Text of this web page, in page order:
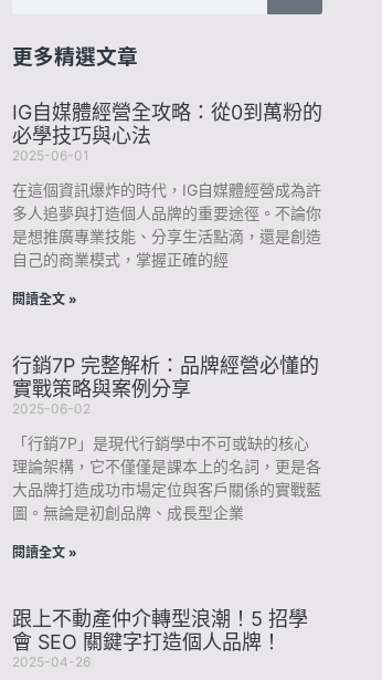
更多精選文章
IG自媒體經營全攻略：從0到萬粉的
必學技巧與心法
2025-06-01
在這個資訊爆炸的時代，IG自媒體經營成為許
多人追夢與打造個人品牌的重要途徑。不論你
是想推廣專業技能、分享生活點滴，還是創造
自己的商業模式，掌握正確的經
閱讀全文 »
行銷7P 完整解析：品牌經營必懂的
實戰策略與案例分享
2025-06-02
「行銷7P」是現代行銷學中不可或缺的核心
理論架構，它不僅僅是課本上的名詞，更是各
大品牌打造成功市場定位與客戶關係的實戰藍
圖。無論是初創品牌、成長型企業
閱讀全文 »
跟上不動產仲介轉型浪潮！5 招學
會 SEO 關鍵字打造個人品牌！
2025-04-26